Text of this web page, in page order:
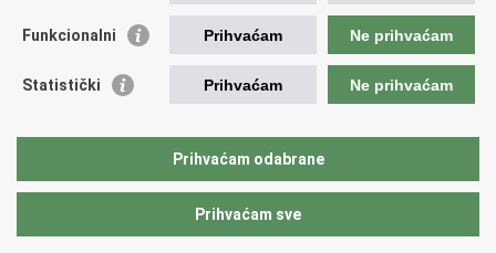
Državnoodvjetničko vijeće
Hrvatska odvjetnička komora
Europski pravosudni portal
Funkcionalni Prihvaćam Ne prihvaćam
Statistički Prihvaćam Ne prihvaćam
Prihvaćam odabrane
Prihvaćam sve